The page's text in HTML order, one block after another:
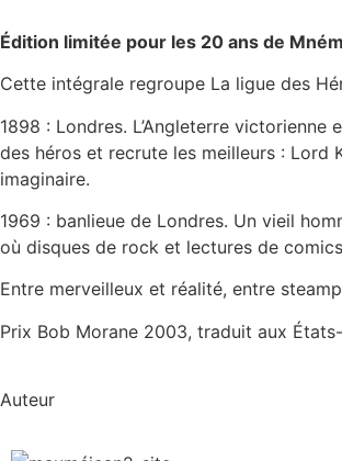
Édition limitée pour les 20 ans de
Cette intégrale regroupe La ligue des
1898 : Londres. L’Angleterre
des héros et recrute les meilleurs : Lord
imaginaire.
1969 : banlieue de Londres. Un vieil
où disques de rock et lectures de
Entre merveilleux et réalité, entre
Prix Bob Morane 2003, traduit aux
Auteur